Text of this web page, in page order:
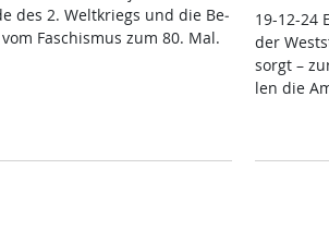
des 2. Welt­kriegs und die Be­
Fa­schis­mus zum 80. Mal.
19-12-24
der
sorgt –
len die